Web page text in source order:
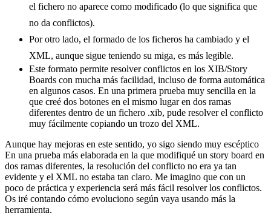
el fichero no aparece como modificado (lo que significa que
no da conflictos).
Por otro lado, el formado de los ficheros ha cambiado y el
XML, aunque sigue teniendo su miga, es más legible.
Este formato permite resolver conflictos en los XIB/Story
Boards con mucha más facilidad, incluso de forma automática
en algunos casos. En una primera prueba muy sencilla en la
que creé dos botones en el mismo lugar en dos ramas
diferentes dentro de un fichero .xib, pude resolver el conflicto
muy fácilmente copiando un trozo del XML.
Aunque hay mejoras en este sentido, yo sigo siendo muy escéptico
En una prueba más elaborada en la que modifiqué un story board en
dos ramas diferentes, la resolución del conflicto no era ya tan
evidente y el XML no estaba tan claro. Me imagino que con un
poco de práctica y experiencia será más fácil resolver los conflictos.
Os iré contando cómo evoluciono según vaya usando más la
herramienta.